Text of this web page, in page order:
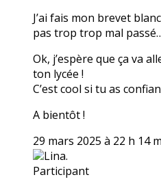
J’ai fais mon brevet
pas trop trop mal
Ok, j’espère que ça va
ton lycée !
C’est cool si tu as
A bientôt !
29 mars 2025 à 22 h 14
Lina.
Participant